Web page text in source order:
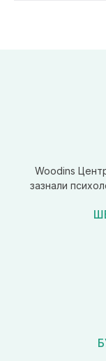
Woodins Центр
зазнали